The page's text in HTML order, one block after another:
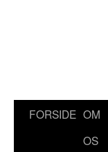
Hop
FORSIDE OM
OS